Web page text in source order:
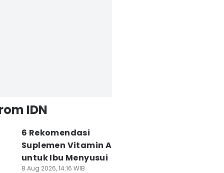
IDN
6 Rekomendasi
Suplemen Vitamin A
untuk Ibu Menyusui
8 Aug 2026, 14:16 WIB